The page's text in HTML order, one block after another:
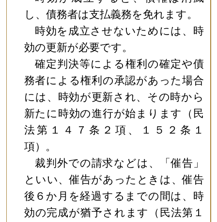
し、債務者は支払義務を免れます。
時効を成立させないためには、時
効の更新が必要です。
確定判決等による権利の確定や債
務者による権利の承認があった場合
には、時効が更新され、その時から
新たに時効の進行が始まります（民
法第１４７条２項、１５２条１
項）。
裁判外での請求などは、「催告」
といい、催告があったときは、催告
後６か月を経過するまでの間は、時
効の完成が猶予されます（民法第１